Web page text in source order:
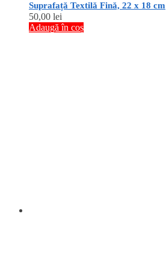
Suprafață Textilă Fină, 22 x 18 cm
50,00 lei
Adaugă în coș